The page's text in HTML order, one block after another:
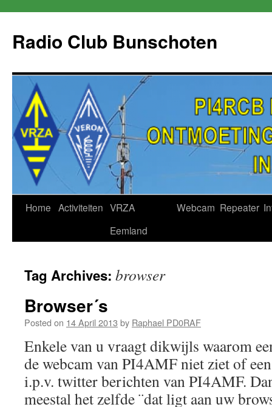
content
Radio Club Bunschoten
Home Activiteiten VRZA
Eemland
Webcam Repeater
Tag Archives: browser
Browser´s
Posted on 14 April 2013 by Raphael PD0RAF
Enkele van u vraagt dikwijls waarom
de webcam van PI4AMF niet ziet of
i.p.v. twitter berichten van PI4AMF.
meestal het zelfde ¨dat ligt aan uw